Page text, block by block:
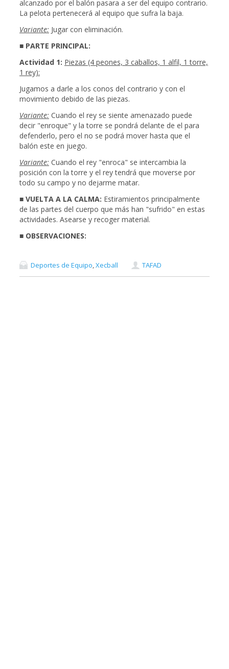
alcanzado por el balón pasara a ser del equipo contrario.
La pelota pertenecerá al equipo que sufra la baja.
Variante: Jugar con eliminación.
■ PARTE PRINCIPAL:
Actividad 1: Piezas (4 peones, 3 caballos, 1 alfil, 1 torre,
1 rey):
Jugamos a darle a los conos del contrario y con el
movimiento debido de las piezas.
Variante: Cuando el rey se siente amenazado puede
decir "enroque" y la torre se pondrá delante de el para
defenderlo, pero el no se podrá mover hasta que el
balón este en juego.
Variante: Cuando el rey "enroca" se intercambia la
posición con la torre y el rey tendrá que moverse por
todo su campo y no dejarme matar.
■ VUELTA A LA CALMA: Estiramientos principalmente
de las partes del cuerpo que más han "sufrido" en estas
actividades. Asearse y recoger material.
■ OBSERVACIONES:
Deportes de Equipo,Xecball TAFAD